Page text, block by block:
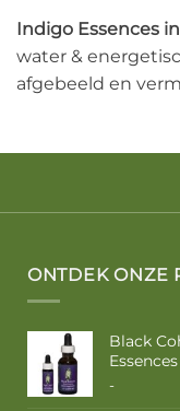
Indigo Essences
water &
afgebeeld en
ONTDEK ONZE
Black
Essences
-